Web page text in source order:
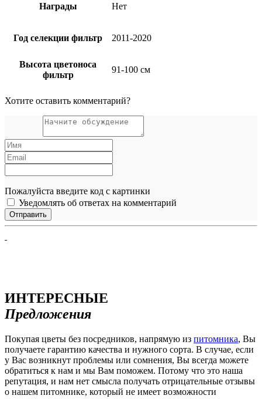
Награды Нет
Год селекции фильтр 2011-2020
Высота цветоноса
фильтр
91-100 см
Хотите оставить комментарий?
Пожалуйста введите код с картинки
Уведомлять об ответах на комментарий
ИНТЕРЕСНЫЕ
Предложения
Покупая цветы без посредников, напрямую из питомника, Вы
получаете гарантию качества и нужного сорта. В случае, если
у Вас возникнут проблемы или сомнения, Вы всегда можете
обратиться к нам и мы Вам поможем. Потому что это наша
репутация, и нам нет смысла получать отрицательные отзывы
о нашем питомнике, который не имеет возможности